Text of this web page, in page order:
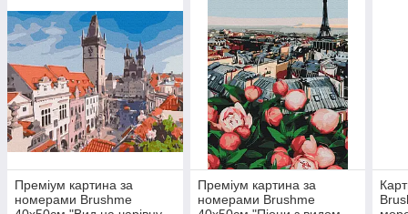
Преміум картина за
номерами Brushme
Преміум картина за
номерами Brushme